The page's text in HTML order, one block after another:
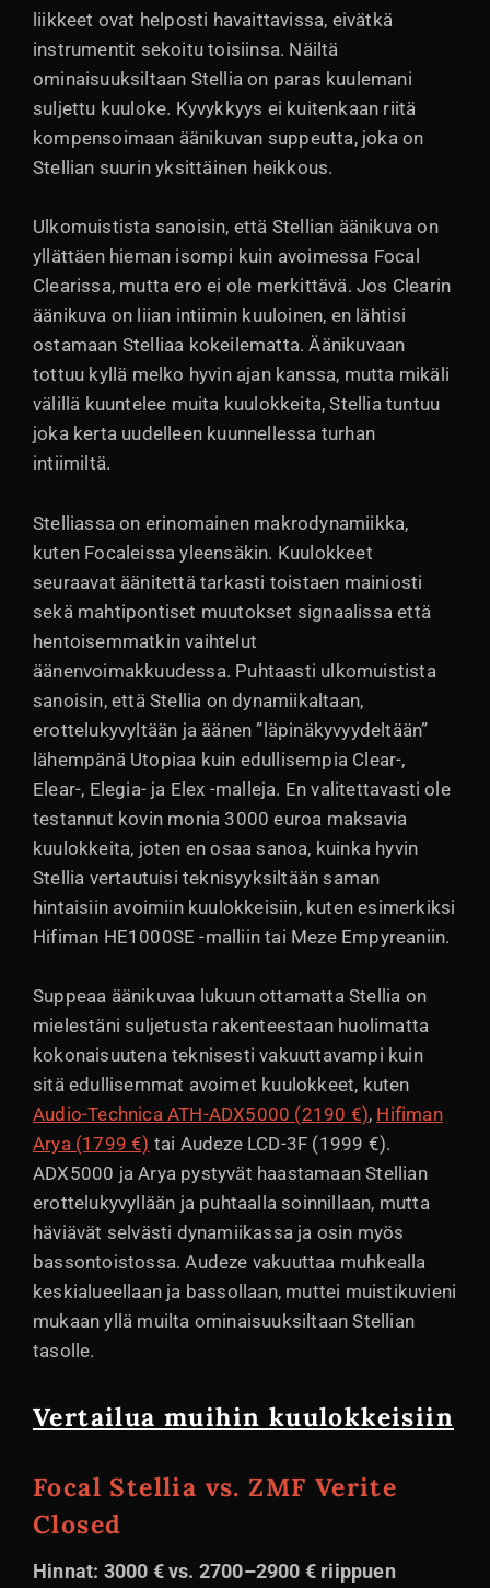
liikkeet ovat helposti havaittavissa, eivätkä
instrumentit sekoitu toisiinsa. Näiltä
ominaisuuksiltaan Stellia on paras kuulemani
suljettu kuuloke. Kyvykkyys ei kuitenkaan riitä
kompensoimaan äänikuvan suppeutta, joka on
Stellian suurin yksittäinen heikkous.
Ulkomuistista sanoisin, että Stellian äänikuva on
yllättäen hieman isompi kuin avoimessa Focal
Clearissa, mutta ero ei ole merkittävä. Jos Clearin
äänikuva on liian intiimin kuuloinen, en lähtisi
ostamaan Stelliaa kokeilematta. Äänikuvaan
tottuu kyllä melko hyvin ajan kanssa, mutta mikäli
välillä kuuntelee muita kuulokkeita, Stellia tuntuu
joka kerta uudelleen kuunnellessa turhan
intiimiltä.
Stelliassa on erinomainen makrodynamiikka,
kuten Focaleissa yleensäkin. Kuulokkeet
seuraavat äänitettä tarkasti toistaen mainiosti
sekä mahtipontiset muutokset signaalissa että
hentoisemmatkin vaihtelut
äänenvoimakkuudessa. Puhtaasti ulkomuistista
sanoisin, että Stellia on dynamiikaltaan,
erottelukyvyltään ja äänen ”läpinäkyvyydeltään”
lähempänä Utopiaa kuin edullisempia Clear-,
Elear-, Elegia- ja Elex -malleja. En valitettavasti ole
testannut kovin monia 3000 euroa maksavia
kuulokkeita, joten en osaa sanoa, kuinka hyvin
Stellia vertautuisi teknisyyksiltään saman
hintaisiin avoimiin kuulokkeisiin, kuten esimerkiksi
Hifiman HE1000SE -malliin tai Meze Empyreaniin.
Suppeaa äänikuvaa lukuun ottamatta Stellia on
mielestäni suljetusta rakenteestaan huolimatta
kokonaisuutena teknisesti vakuuttavampi kuin
sitä edullisemmat avoimet kuulokkeet, kuten
Audio-Technica ATH-ADX5000 (2190 €), Hifiman
Arya (1799 €) tai Audeze LCD-3F (1999 €).
ADX5000 ja Arya pystyvät haastamaan Stellian
erottelukyvyllään ja puhtaalla soinnillaan, mutta
häviävät selvästi dynamiikassa ja osin myös
bassontoistossa. Audeze vakuuttaa muhkealla
keskialueellaan ja bassollaan, muttei muistikuvieni
mukaan yllä muilta ominaisuuksiltaan Stellian
tasolle.
Vertailua muihin kuulokkeisiin
Focal Stellia vs. ZMF Verite
Closed
Hinnat: 3000 € vs. 2700–2900 € riippuen